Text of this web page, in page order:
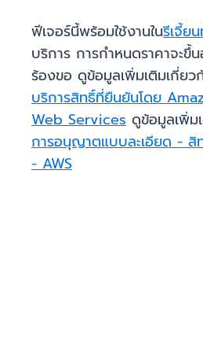
ฟีเจอร์นี้พร้อมใช้งานในรีเจี้ย
บริการ การกำหนดราคาจะขึ้
ร้องขอ ดูข้อมูลเพิ่มเติมเกี่ยว
บริการสิทธิ์ที่ยืนยันโดย
Web Services ดูข้อมูลเพิ่ม
การอนุญาตแบบละเอียด - สิ
- AWS